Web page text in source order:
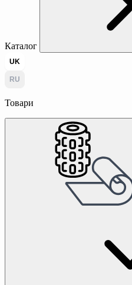
Каталог
UK
RU
Товари